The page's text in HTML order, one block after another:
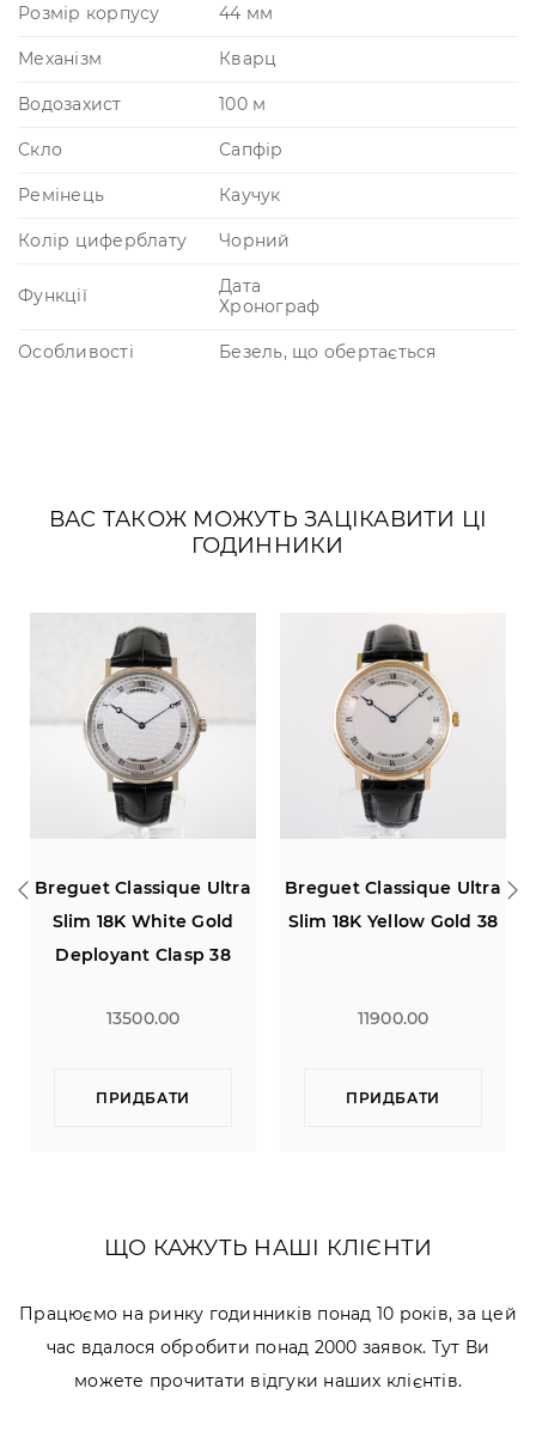
Розмір корпусу 44 мм
Механізм Кварц
Водозахист 100 м
Скло Сапфір
Ремінець Каучук
Колір циферблату Чорний
Функції
Дата
Хронограф
Особливості Безель, що обертається
ВАС ТАКОЖ МОЖУТЬ ЗАЦІКАВИТИ ЦІ
ГОДИННИКИ
Ultra
Breguet Classique Ultra
Slim 18K Yellow Gold 38
11900.00
ПРИДБАТИ
Breitling Bentley
B Jumping Hour
4900.00
ПРИДБАТИ
ЩО КАЖУТЬ НАШІ КЛІЄНТИ
Працюємо на ринку годинників понад 10 років, за цей
час вдалося обробити понад 2000 заявок. Тут Ви
можете прочитати відгуки наших клієнтів.